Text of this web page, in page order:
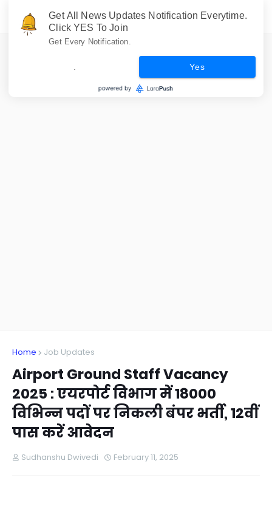
Home Job Updates
Airport Ground Staff Vacancy
2025 : एयरपोर्ट विभाग में 18000
विभिन्न पदों पर निकली बंपर भर्ती, 12वीं
पास करें आवेदन
Sudhanshu Dwivedi February 11, 2025
Get All News Updates Notification Everytime.
Click YES To Join
Get Every Notification.
Yes